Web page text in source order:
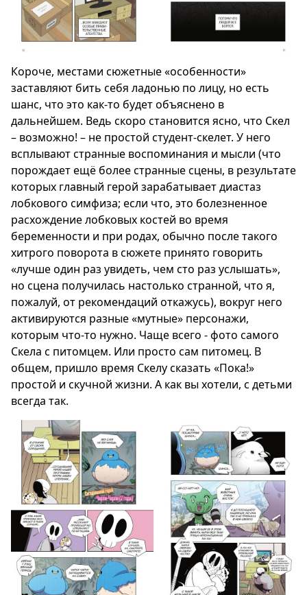
Короче, местами сюжетные «особенности»
заставляют бить себя ладонью по лицу, но есть
шанс, что это как-то будет объяснено в
дальнейшем. Ведь скоро становится ясно, что Скел
– возможно! – не простой студент-скелет. У него
всплывают странные воспоминания и мысли (что
порождает ещё более странные сцены, в результате
которых главный герой зарабатывает диастаз
лобкового симфиза; если что, это болезненное
расхождение лобковых костей во время
беременности и при родах, обычно после такого
хитрого поворота в сюжете принято говорить
«лучше один раз увидеть, чем сто раз услышать»,
но сцена получилась настолько странной, что я,
пожалуй, от рекомендаций откажусь), вокруг него
активируются разные «мутные» персонажи,
которым что-то нужно. Чаще всего - фото самого
Скела с питомцем. Или просто сам питомец. В
общем, пришло время Скелу сказать «Пока!»
простой и скучной жизни. А как вы хотели, с детьми
всегда так.